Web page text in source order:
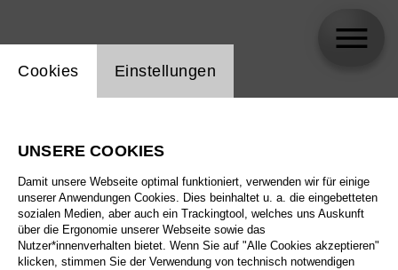
Einstellung Website Cookie
Cookies Einstellungen
UNSERE COOKIES
Damit unsere Webseite optimal funktioniert, verwenden wir für einige
unserer Anwendungen Cookies. Dies beinhaltet u. a. die eingebetteten
sozialen Medien, aber auch ein Trackingtool, welches uns Auskunft
über die Ergonomie unserer Webseite sowie das
Nutzer*innenverhalten bietet. Wenn Sie auf "Alle Cookies akzeptieren"
klicken, stimmen Sie der Verwendung von technisch notwendigen